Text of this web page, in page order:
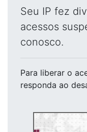
Seu IP fez
acessos
conosco.
Para liberar o
responda ao